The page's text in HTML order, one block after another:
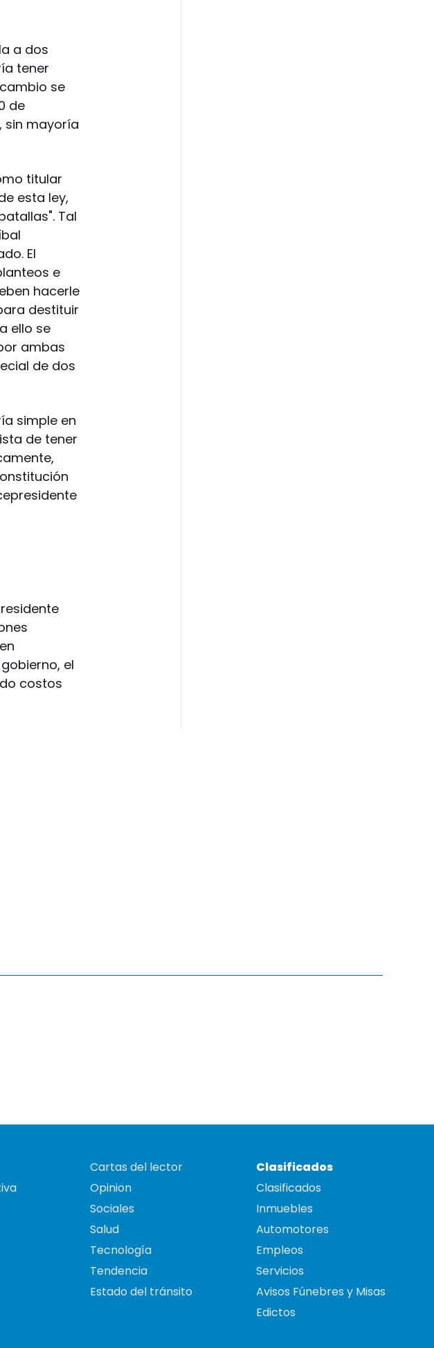
a dos
tener
se
de
sin mayoría
titular
esta ley,
Tal
El
e
hacerle
destituir
ello se
ambas
de dos
simple en
de tener
el
costos
Cartas del lector
Opinion
Sociales
Salud
Tecnología
Tendencia
Estado del tránsito
Clasificados
Clasificados
Inmuebles
Automotores
Empleos
Servicios
Avisos Fúnebres y Misas
Edictos